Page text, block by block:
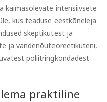
käimasolevate intensiivsete
kus teaduse eestkõneleja
skeptikutest ja
ja vandenõuteoreetikuteni,
poliitringkondadest
praktiline